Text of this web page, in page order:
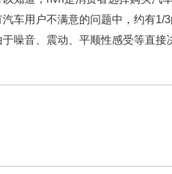
车用户不满意的问题中，约有
噪音、震动、平顺性感受等直接